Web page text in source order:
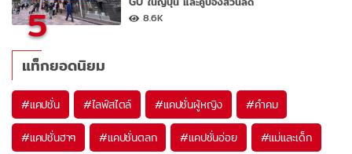
5 8.6K
แท็กยอดนิยม
#แคปชั่น #ไลฟ์สไตล์ #แคปชั่นผู้หญิง #คำคม
#แคปชั่นฮาๆ #แคปชั่นตลก #แคปชั่นอ่อย #แม่และเด็ก